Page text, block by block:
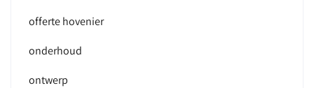
offerte hovenier
onderhoud
ontwerp